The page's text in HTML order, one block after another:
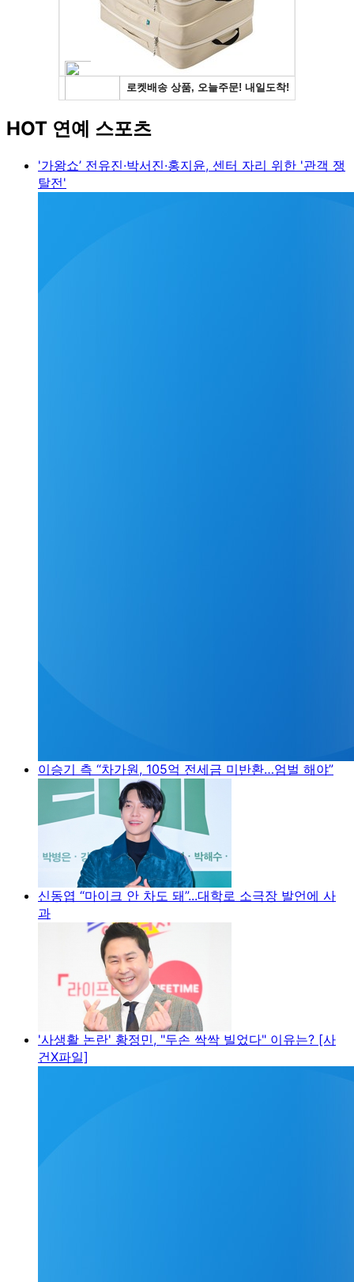
HOT 연예 스포츠
'가왕쇼’ 전유진·박서진·홍지윤, 센터 자리 위한 '관객 쟁
탈전'
이승기 측 “차가원, 105억 전세금 미반환…엄벌 해야”
신동엽 “마이크 안 차도 돼”...대학로 소극장 발언에 사
과
'사생활 논란' 황정민, "두손 싹싹 빌었다" 이유는? [사
건X파일]